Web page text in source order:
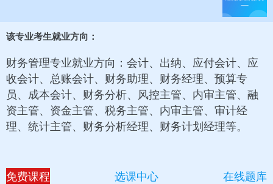
该专业考生就业方向：
财务管理专业就业方向：会计、出纳、应付会计、应
收会计、总账会计、财务助理、财务经理、预算专
员、成本会计、财务分析、风控主管、内审主管、融
资主管、资金主管、税务主管、内审主管、审计经
理、统计主管、财务分析经理、财务计划经理等。
免费课程 选课中心 在线题库